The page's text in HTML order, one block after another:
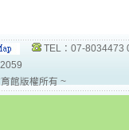
TEL：07-8034473
館版權所有 ~